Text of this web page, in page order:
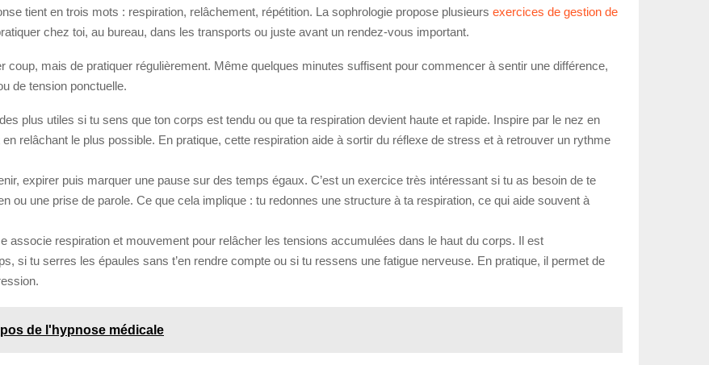
tient en trois mots : respiration, relâchement, répétition. La sophrologie propose plusieurs exercices de gestion de
chez toi, au bureau, dans les transports ou juste avant un rendez-vous important.
coup, mais de pratiquer régulièrement. Même quelques minutes suffisent pour commencer à sentir une différence,
de tension ponctuelle.
plus utiles si tu sens que ton corps est tendu ou que ta respiration devient haute et rapide. Inspire par le nez en
relâchant le plus possible. En pratique, cette respiration aide à sortir du réflexe de stress et à retrouver un rythme
expirer puis marquer une pause sur des temps égaux. C’est un exercice très intéressant si tu as besoin de te
ou une prise de parole. Ce que cela implique : tu redonnes une structure à ta respiration, ce qui aide souvent à
associe respiration et mouvement pour relâcher les tensions accumulées dans le haut du corps. Il est
si tu serres les épaules sans t’en rendre compte ou si tu ressens une fatigue nerveuse. En pratique, il permet de
de l'hypnose médicale